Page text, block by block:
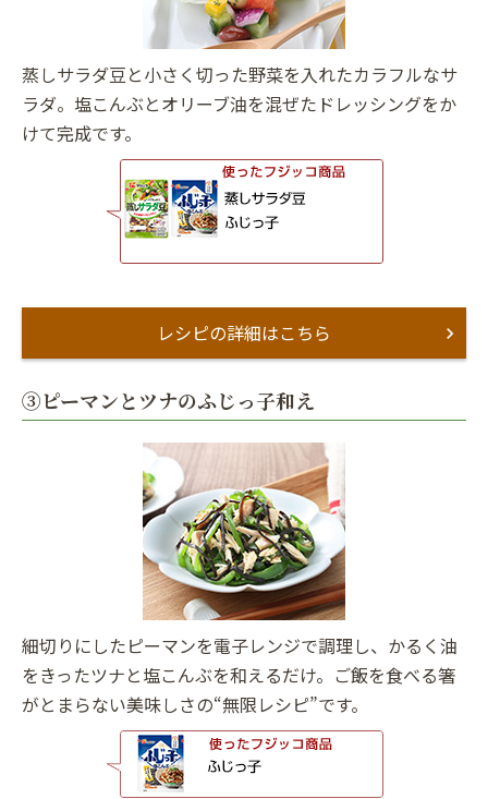
蒸しサラダ豆と小さく切った野菜を入れたカラフルなサ
ラダ。塩こんぶとオリーブ油を混ぜたドレッシングをか
けて完成です。
レシピの詳細はこちら
③ピーマンとツナのふじっ子和え
細切りにしたピーマンを電子レンジで調理し、かるく油
をきったツナと塩こんぶを和えるだけ。ご飯を食べる箸
がとまらない美味しさの“無限レシピ”です。